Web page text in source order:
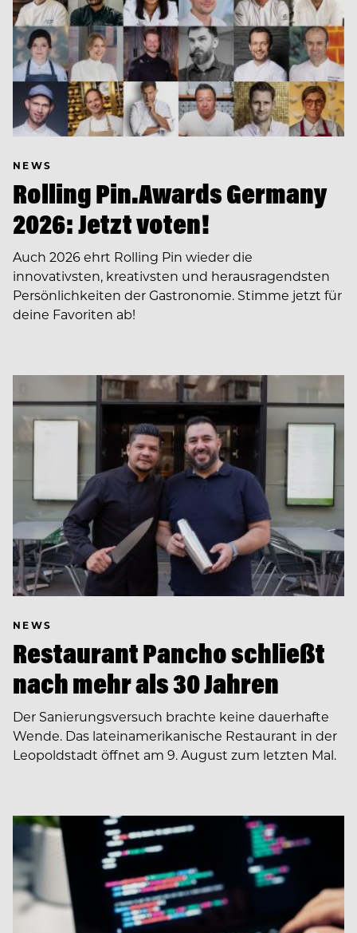
NEWS
Rolling Pin.Awards Germany
2026: Jetzt voten!
Auch 2026 ehrt Rolling Pin wieder die
innovativsten, kreativsten und herausragendsten
Persönlichkeiten der Gastronomie. Stimme jetzt für
deine Favoriten ab!
NEWS
Restaurant Pancho schließt
nach mehr als 30 Jahren
Der Sanierungsversuch brachte keine dauerhafte
Wende. Das lateinamerikanische Restaurant in der
Leopoldstadt öffnet am 9. August zum letzten Mal.